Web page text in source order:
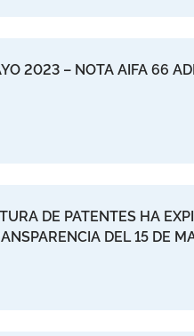
2023 – NOTA AIFA 66
DE PATENTES HA
DEL 15 DE